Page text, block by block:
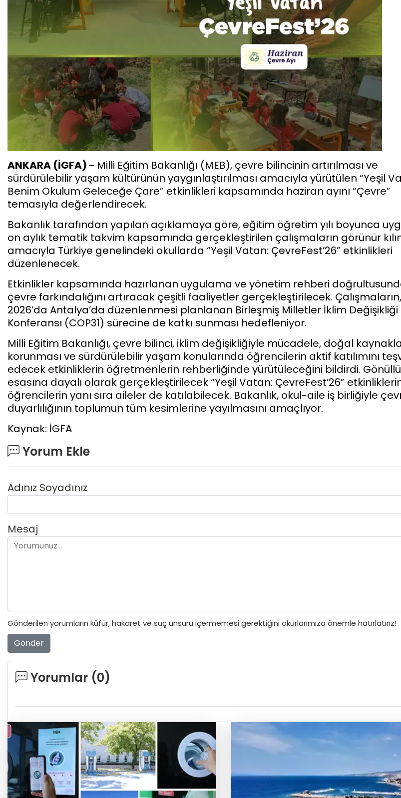
ANKARA (İGFA) - Milli Eğitim Bakanlığı (MEB), çevre bilincinin artırılması ve
sürdürülebilir yaşam kültürünün yaygınlaştırılması amacıyla yürütülen “Yeşil
Benim Okulum Geleceğe Çare” etkinlikleri kapsamında haziran ayını “Çevre”
temasıyla değerlendirecek.
Bakanlık tarafından yapılan açıklamaya göre, eğitim öğretim yılı boyunca
on aylık tematik takvim kapsamında gerçekleştirilen çalışmaların görünür
amacıyla Türkiye genelindeki okullarda “Yeşil Vatan: ÇevreFest’26” etkinlikleri
düzenlenecek.
Etkinlikler kapsamında hazırlanan uygulama ve yönetim rehberi
çevre farkındalığını artıracak çeşitli faaliyetler gerçekleştirilecek.
2026’da Antalya’da düzenlenmesi planlanan Birleşmiş Milletler İklim Değişikliği
Konferansı (COP31) sürecine de katkı sunması hedefleniyor.
Milli Eğitim Bakanlığı, çevre bilinci, iklim değişikliğiyle mücadele, doğal
korunması ve sürdürülebilir yaşam konularında öğrencilerin aktif katılımını
edecek etkinliklerin öğretmenlerin rehberliğinde yürütüleceğini bildirdi.
esasına dayalı olarak gerçekleştirilecek “Yeşil Vatan: ÇevreFest’26”
öğrencilerin yanı sıra aileler de katılabilecek. Bakanlık, okul-aile iş birliğiyle
duyarlılığının toplumun tüm kesimlerine yayılmasını amaçlıyor.
Kaynak: İGFA
Yorum Ekle
Adınız Soyadınız
Mesaj
Gönderilen yorumların küfür, hakaret ve suç unsuru içermemesi gerektiğini okurlarımıza önemle hatırlatırız!
Gönder
Yorumlar (0)